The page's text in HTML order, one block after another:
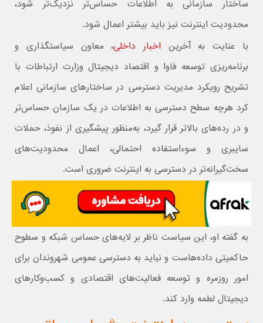
ساختار سازمانی به اطلاعات حساس‌تر نزدیک‌تر شود،
محدودیت اینترنت نیز باید بیشتر اعمال شود.
با عنایت به آخرین اخبار داخلی، معاون سیاستگذاری و
برنامه‌ریزی توسعه فاوا و اقتصاد دیجیتال وزارت ارتباطات با
تشریح رویکرد مدیریت دسترسی در ساختارهای سازمانی اعلام
کرد هرچه سطح دسترسی به اطلاعات در یک سازمان حساس‌تر
و در رده‌های بالاتر قرار گیرد، به‌منظور پیشگیری از نفوذ، حملات
سایبری و سوءاستفاده احتمالی، اعمال محدودیت‌های
سخت‌گیرانه‌تر در دسترسی به اینترنت ضروری است.
به گفته او، این سیاست ناظر بر لایه‌های حساس شبکه و سطوح
حاکمیتی داده‌هاست و نباید به دسترسی عمومی شهروندان برای
امور روزمره و توسعه فعالیت‌های اقتصادی و کسب‌وکارهای
دیجیتال لطمه وارد کند.